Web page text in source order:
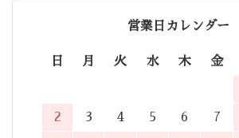
営業日カレンダー
日 月 火 水 木 金
2 3 4 5 6 7